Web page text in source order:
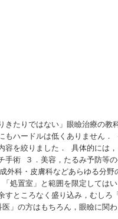
きたりではない」眼瞼治療の
ハードルは低くありません．
容を絞りました． 具体的には
手術 ３．美容，たるみ予防等
科・皮膚科などあらゆる分野
処置室」と範囲を限定しては
ところなく盛り込み，むしろ
」の方はもちろん，眼瞼に関